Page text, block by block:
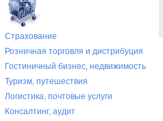
Страхование
Розничная торговля и дистрибуция
Гостиничный бизнес, недвижимость
Туризм, путешествия
Логистика, почтовые услуги
Консалтинг, аудит